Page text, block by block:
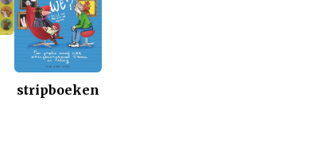
stripboeken